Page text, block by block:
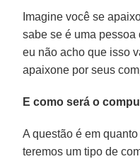
Imagine você se
sabe se é uma pessoa
eu não acho que isso
apaixone por seus
E como será o
A questão é em
teremos um tipo de